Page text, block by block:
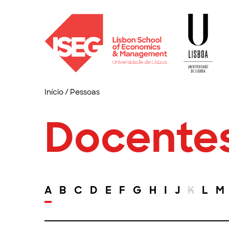
Início/ Pessoas
A B C D E F G H I J K L M